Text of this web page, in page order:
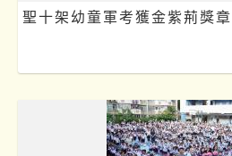
聖十架幼童軍考獲金紫荊獎